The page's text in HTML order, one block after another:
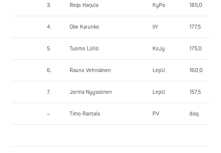
3. Reijo Harjula KyPo 185,0
4. Oke Karunko IiY 177,5
5. Tuomo Löllö KoJy 175,0
6. Rauno Vehniäinen LepU 160,0
7. Jorma Nyyssönen LepU 157,5
– Timo Rantala PV disq